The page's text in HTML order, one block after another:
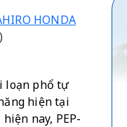
HONDA
loạn phổ tự
hiện tại
nay, PEP-